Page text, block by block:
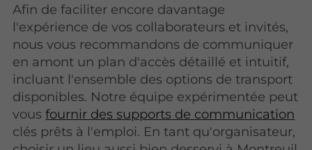
Afin de faciliter encore davantage
l'expérience de vos collaborateurs et invités,
nous vous recommandons de communiquer
en amont un plan d'accès détaillé et intuitif,
incluant l'ensemble des options de transport
disponibles. Notre équipe expérimentée peut
vousfournir des supports de communication
clés prêts à l'emploi. En tant qu'organisateur,